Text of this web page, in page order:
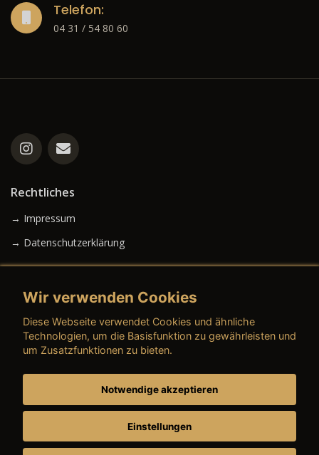
Telefon:
04 31 / 54 80 60
Rechtliches
→ Impressum
→ Datenschutzerklärung
→ AGB (Gebrauchtwagen)
→ AGB (Dienstleistungen)
Wir verwenden Cookies
Diese Webseite verwendet Cookies und ähnliche
Technologien, um die Basisfunktion zu gewährleisten und
um Zusatzfunktionen zu bieten.
Notwendige akzeptieren
Einstellungen